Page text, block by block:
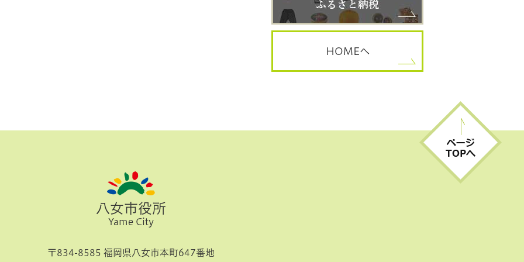
HOMEへ
八女市役所
Yame City
〒834-8585 福岡県八女市本町647番地